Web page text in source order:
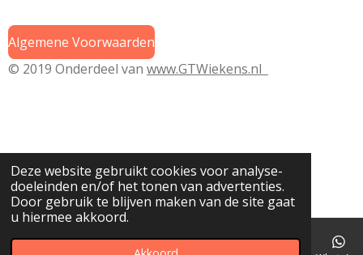
Deze website gebruikt cookies voor analyse-
doeleinden en/of het tonen van advertenties.
Door gebruik te blijven maken van de site gaat
u hiermee akkoord.
Algemene Voorwaarden
© 2019 Onderdeel van www.GTWiekens.nl